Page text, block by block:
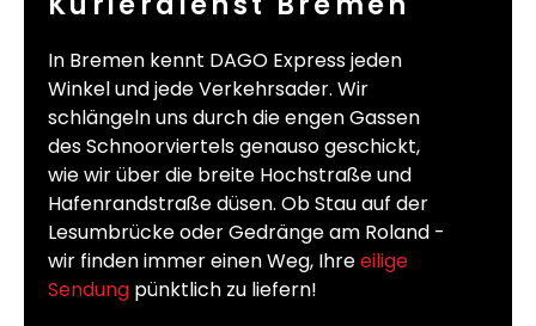
In Bremen kennt DAGO Express jeden
Winkel und jede Verkehrsader. Wir
schlängeln uns durch die engen Gassen
des Schnoorviertels genauso geschickt,
wie wir über die breite Hochstraße und
Hafenrandstraße düsen. Ob Stau auf der
Lesumbrücke oder Gedränge am Roland -
wir finden immer einen Weg, Ihreeilige
Sendung pünktlich zu liefern!